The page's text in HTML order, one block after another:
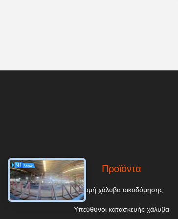
Προϊόντα
δομή χάλυβα οικοδόμησης
Υπεύθυνοι κατασκευής χάλυβα